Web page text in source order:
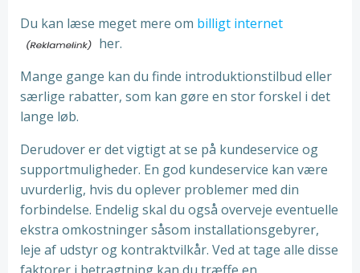
Du kan læse meget mere om billigt internet
her.
Mange gange kan du finde introduktionstilbud eller
særlige rabatter, som kan gøre en stor forskel i det
lange løb.
Derudover er det vigtigt at se på kundeservice og
supportmuligheder. En god kundeservice kan være
uvurderlig, hvis du oplever problemer med din
forbindelse. Endelig skal du også overveje eventuelle
ekstra omkostninger såsom installationsgebyrer,
leje af udstyr og kontraktvilkår. Ved at tage alle disse